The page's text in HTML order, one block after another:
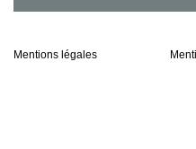
Mentions légales